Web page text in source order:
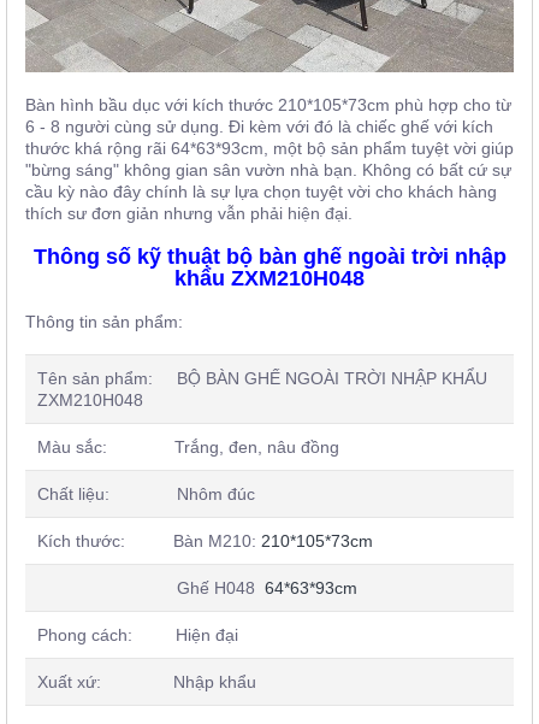
Bàn hình bầu dục với kích thước 210*105*73cm phù hợp cho từ
6 - 8 người cùng sử dụng. Đi kèm với đó là chiếc ghế với kích
thước khá rộng rãi 64*63*93cm, một bộ sản phẩm tuyệt vời giúp
"bừng sáng" không gian sân vườn nhà bạn. Không có bất cứ sự
cầu kỳ nào đây chính là sự lựa chọn tuyệt vời cho khách hàng
thích sư đơn giản nhưng vẫn phải hiện đại.
Thông số kỹ thuật bộ bàn ghế ngoài trời nhập
khẩu ZXM210H048
Thông tin sản phẩm:
Tên sản phẩm: BỘ BÀN GHẾ NGOÀI TRỜI NHẬP KHẨU
ZXM210H048
Màu sắc: Trắng, đen, nâu đồng
Chất liệu: Nhôm đúc
Kích thước: Bàn M210: 210*105*73cm
Ghế H048 64*63*93cm
Phong cách: Hiện đại
Xuất xứ: Nhập khẩu